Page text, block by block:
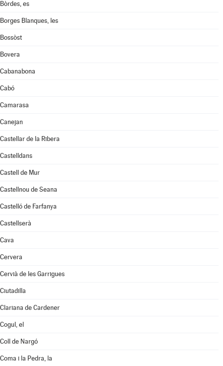
Bòrdes, es
Borges Blanques, les
Bossòst
Bovera
Cabanabona
Cabó
Camarasa
Canejan
Castellar de la Ribera
Castelldans
Castell de Mur
Castellnou de Seana
Castelló de Farfanya
Castellserà
Cava
Cervera
Cervià de les Garrigues
Ciutadilla
Clariana de Cardener
Cogul, el
Coll de Nargó
Coma i la Pedra, la